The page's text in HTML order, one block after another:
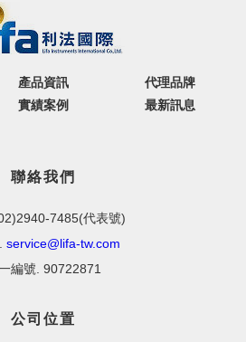
產品資訊
代理品牌
實績案例
最新訊息
聯絡我們
7485(代表號)
service@lifa-tw.com
編號. 90722871
公司位置